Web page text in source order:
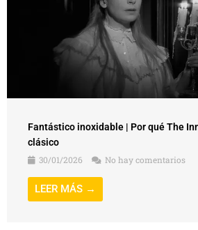
Fantástico inoxidable | Por qué The
clásico
30/01/2026
No hay comentarios
LEER MÁS →